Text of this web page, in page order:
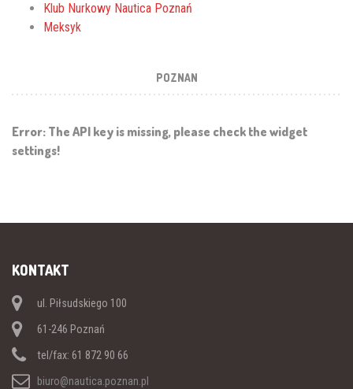
Klub Nurkowy Nautica Poznań
Meksyk
POZNAN
Error: The API key is missing, please check the widget
settings!
KONTAKT
ul. Piłsudskiego 100
61-246 Poznań
tel/fax: 61 872 90 66
biuro@nautica.poznan.pl